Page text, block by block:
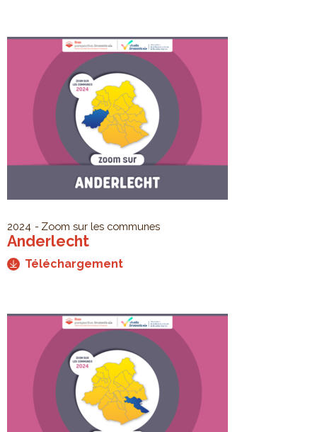
2024 Zoom sur les communes
Anderlecht
Téléchargement